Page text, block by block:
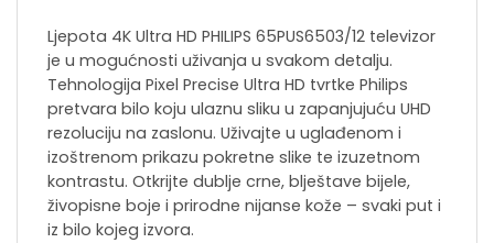
Ljepota 4K Ultra HD PHILIPS 65PUS6503/12 televizor
je u mogućnosti uživanja u svakom detalju.
Tehnologija Pixel Precise Ultra HD tvrtke Philips
pretvara bilo koju ulaznu sliku u zapanjujuću UHD
rezoluciju na zaslonu. Uživajte u uglađenom i
izoštrenom prikazu pokretne slike te izuzetnom
kontrastu. Otkrijte dublje crne, blještave bijele,
živopisne boje i prirodne nijanse kože – svaki put i
iz bilo kojeg izvora.